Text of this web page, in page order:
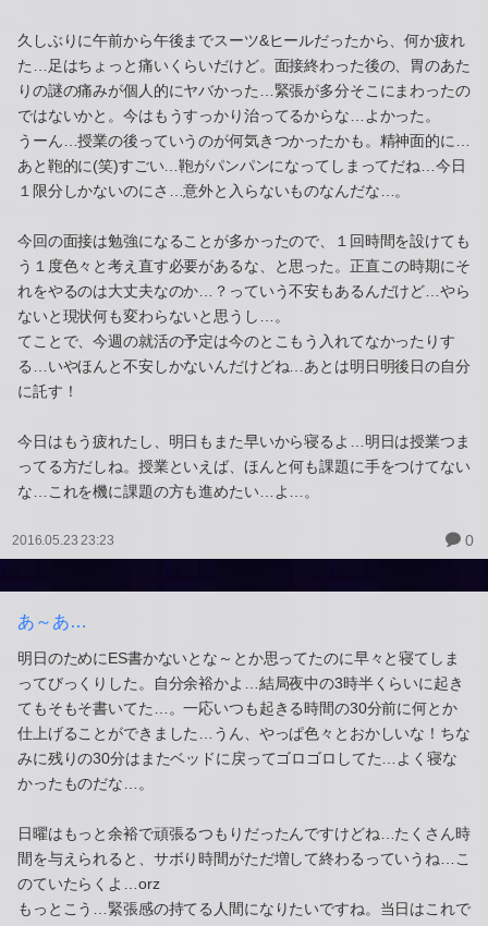
久しぶりに午前から午後までスーツ&ヒールだったから、何か疲れ
た…足はちょっと痛いくらいだけど。面接終わった後の、胃のあた
りの謎の痛みが個人的にヤバかった…緊張が多分そこにまわったの
ではないかと。今はもうすっかり治ってるからな…よかった。
うーん…授業の後っていうのが何気きつかったかも。精神面的に…
あと鞄的に(笑)すごい…鞄がパンパンになってしまってだね…今日
１限分しかないのにさ…意外と入らないものなんだな…。
今回の面接は勉強になることが多かったので、１回時間を設けても
う１度色々と考え直す必要があるな、と思った。正直この時期にそ
れをやるのは大丈夫なのか…？っていう不安もあるんだけど…やら
ないと現状何も変わらないと思うし…。
てことで、今週の就活の予定は今のとこもう入れてなかったりす
る…いやほんと不安しかないんだけどね…あとは明日明後日の自分
に託す！
今日はもう疲れたし、明日もまた早いから寝るよ…明日は授業つま
ってる方だしね。授業といえば、ほんと何も課題に手をつけてない
な…これを機に課題の方も進めたい…よ…。
2016.05.23 23:23 0
あ～あ…
明日のためにES書かないとな～とか思ってたのに早々と寝てしま
ってびっくりした。自分余裕かよ…結局夜中の3時半くらいに起き
てもそもそ書いてた…。一応いつも起きる時間の30分前に何とか
仕上げることができました…うん、やっぱ色々とおかしいな！ちな
みに残りの30分はまたベッドに戻ってゴロゴロしてた…よく寝な
かったものだな…。
日曜はもっと余裕で頑張るつもりだったんですけどね…たくさん時
間を与えられると、サボり時間がただ増して終わるっていうね…こ
のていたらくよ…orz
もっとこう…緊張感の持てる人間になりたいですね。当日はこれで